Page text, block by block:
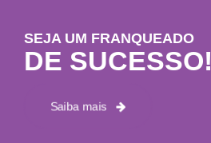
SEJA UM FRANQUEADO
DE SUCESSO!
Saiba mais